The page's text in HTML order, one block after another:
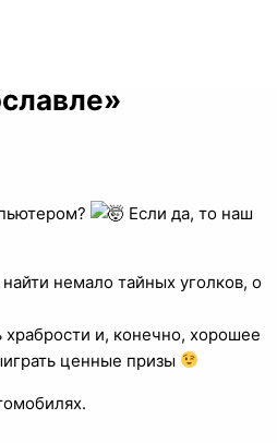
Если да, то наш
немало тайных уголков, о
и, конечно, хорошее
ценные призы